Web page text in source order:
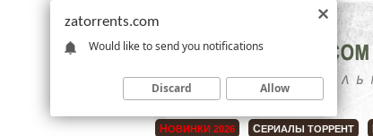
НОВИНКИ 2026 СЕРИАЛЫ ТОРРЕНТ
zatorrents.com
Would like to send you notifications
Discard Allow